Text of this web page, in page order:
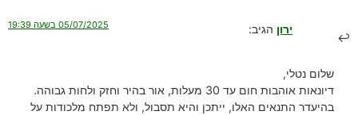
ירון הגיב: 05/07/2025 בשעה 19:39
שלום נטלי,
דיונאות אוהבות חום עד 30 מעלות, אור בהיר וחזק ולחות גבוהה.
בהיעדר התנאים האלו, ייתכן והיא תסבול, ולא תפתח מלכודות על